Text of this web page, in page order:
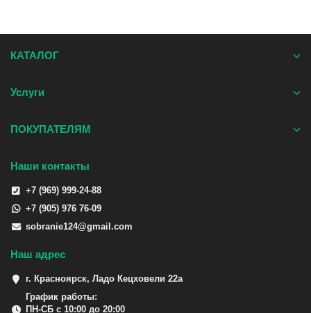
КАТАЛОГ
Услуги
ПОКУПАТЕЛЯМ
Наши контакты
+7 (969) 999-24-88
+7 (905) 976 76-09
sobranie124@gmail.com
Наш адрес
г. Красноярск, Ладо Кецховели 22а
График работы:
ПН-СБ с 10:00 до 20:00